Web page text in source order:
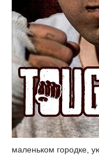
маленьком городке,